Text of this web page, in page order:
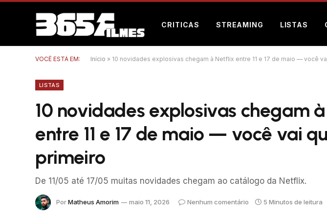
CRITICAS STREAMING LISTAS
VOCÊ ESTÁ EM: Início » 10 novidades explosivas chegam à Netflix entre 11 e 17 de maio — você
LISTAS
10 novidades explosivas chegam
entre 11 e 17 de maio — você vai
primeiro
De 11/05 até 17/05 muitas novidades chegam ao catálogo da Netflix.
PorMatheus Amorim maio 11, 2026 Nenhum comentário 5 Minutos de leitura